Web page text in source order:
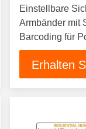
Einstellbare
Armbänder mit
Barcoding für
Erhalten